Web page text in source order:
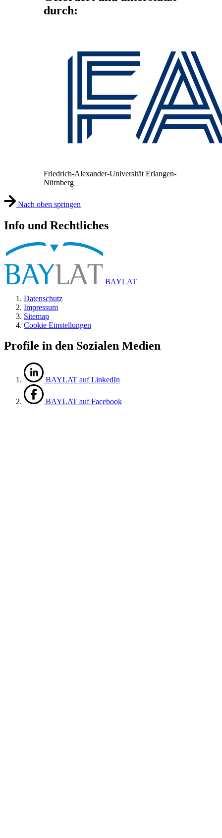
durch:
Friedrich-Alexander-Universität Erlangen-
Nürnberg
Nach oben springen
Info und Rechtliches
BAYLAT
Datenschutz
Impressum
Sitemap
Cookie Einstellungen
Profile in den Sozialen Medien
BAYLAT auf LinkedIn
BAYLAT auf Facebook